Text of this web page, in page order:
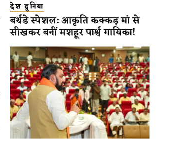
देश दुनिया
बर्थडे स्पेशल: आकृति कक्कड़ मां से
सीखकर बनीं मशहूर पार्श्व गायिका!